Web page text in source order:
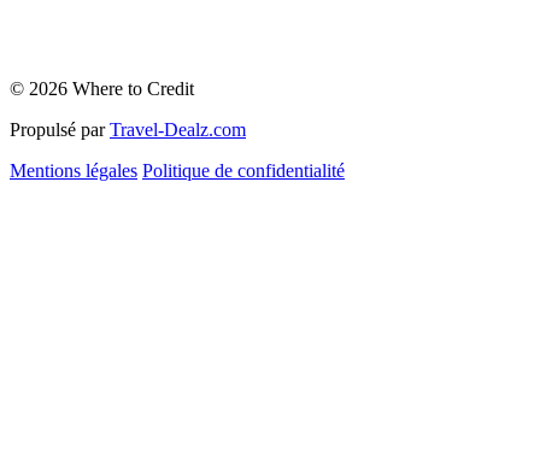
© 2026 Where to Credit
Propulsé par Travel-Dealz.com
Mentions légales Politique de confidentialité